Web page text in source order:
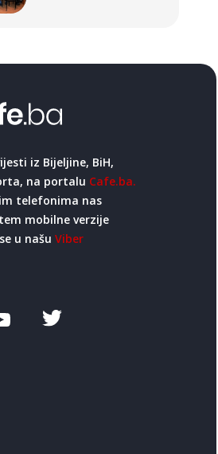
iz Bijeljine, BiH,
na portalu Cafe.ba.
telefonima nas
mobilne verzije
u našu Viber